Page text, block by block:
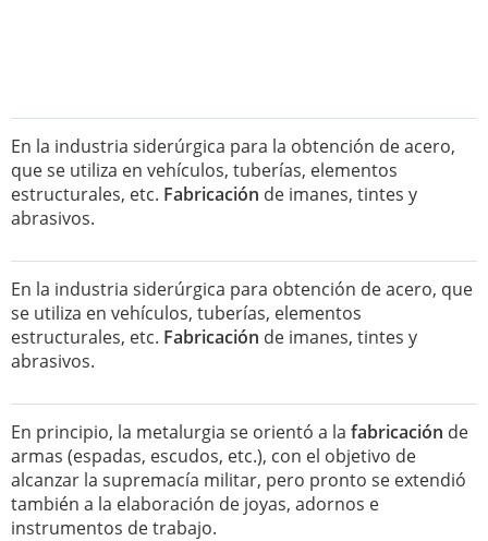
En la industria siderúrgica para la obtención de acero,
que se utiliza en vehículos, tuberías, elementos
estructurales, etc. Fabricación de imanes, tintes y
abrasivos.
En la industria siderúrgica para obtención de acero, que
se utiliza en vehículos, tuberías, elementos
estructurales, etc. Fabricación de imanes, tintes y
abrasivos.
En principio, la metalurgia se orientó a la fabricación de
armas (espadas, escudos, etc.), con el objetivo de
alcanzar la supremacía militar, pero pronto se extendió
también a la elaboración de joyas, adornos e
instrumentos de trabajo.